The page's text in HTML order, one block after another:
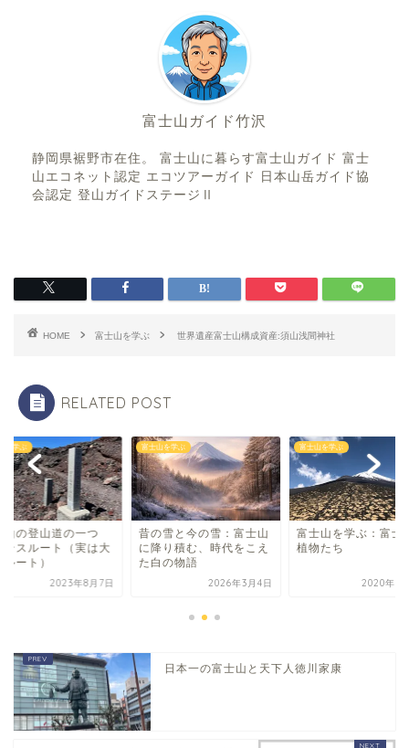
富士山ガイド竹沢
静岡県裾野市在住。 富士山に暮らす富士山ガイド 富士
山エコネット認定 エコツアーガイド 日本山岳ガイド協
会認定 登山ガイドステージⅡ
HOME 富士山を学ぶ 世界遺産富士山構成資産:須山浅間神社
RELATED POST
を学ぶ
山の登山道の一つ
ンスルート（実は大
ート）
2023年8月7日
富士山を学ぶ
昔の雪と今の雪：富士山
に降り積む、時代をこえ
た白の物語
2026年3月4日
富士山を学ぶ
富士山を学ぶ：富士
植物たち
2020年5
日本一の富士山と天下人徳川家康